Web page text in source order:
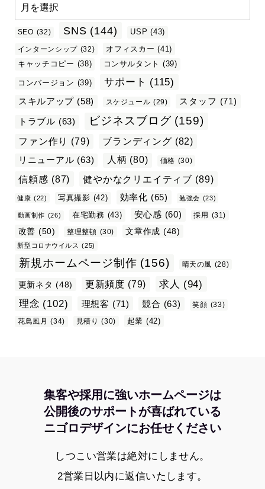
SEO (32) SNS (144) USP (43)
インターンシップ (32) オフィスカー (41)
キャッチコピー (38) コンサルタント (39)
コンバージョン (39) サポート (115)
スキルアップ (58) スケジュール (29) スタッフ (71)
トラブル (63) ビジネスブログ (159)
ファン作り (79) ブランディング (82)
リニューアル (63) 人柄 (80) 価格 (30)
信頼感 (87) 健やかなクリエイティブ (89)
健康 (22) 写真撮影 (42) 効率化 (65) 勉強会 (23)
動画制作 (26) 在宅勤務 (43) 安心感 (60) 採用 (31)
改善 (50) 整理整頓 (30) 文章作成 (48)
新型コロナウイルス (25)
新規ホームページ制作 (156) 晴天の風 (28)
更新ネタ (48) 更新頻度 (79) 求人 (94)
理念 (102) 理想客 (71) 競合 (63) 笑顔 (33)
花鳥風月 (34) 見積り (30) 起業 (42)
集客や採用に強いホームページは
公開後のサポートが喜ばれている
ニゴロデザインにお任せください
しつこい営業は絶対にしません。
2営業日以内に返信いたします。